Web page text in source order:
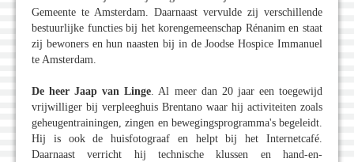
Gemeente te Amsterdam. Daarnaast vervulde zij verschillende
bestuurlijke functies bij het korengemeenschap Rénanim en staat
zij bewoners en hun naasten bij in de Joodse Hospice Immanuel
te Amsterdam.
De heer Jaap van Linge. Al meer dan 20 jaar een toegewijd
vrijwilliger bij verpleeghuis Brentano waar hij activiteiten zoals
geheugentrainingen, zingen en bewegingsprogramma's begeleidt.
Hij is ook de huisfotograaf en helpt bij het Internetcafé.
Daarnaast verricht hij technische klussen en hand-en-